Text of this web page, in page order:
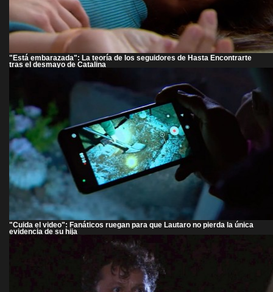
"Está embarazada": La teoría de los seguidores de Hasta Encontrarte
tras el desmayo de Catalina
"Cuida el video": Fanáticos ruegan para que Lautaro no pierda la única
evidencia de su hija